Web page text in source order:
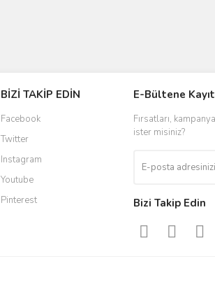
BİZİ TAKİP EDİN
Facebook
Twitter
Instagram
Youtube
Pinterest
E-Bültene
Fırsatları,
ister misiniz?
Bizi Takip Edin